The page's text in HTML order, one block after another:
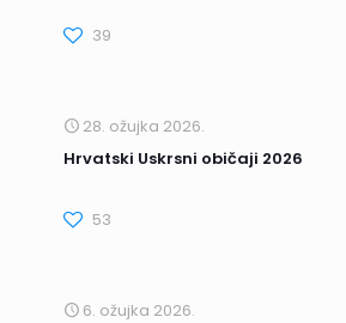
39
28. ožujka 2026.
Hrvatski Uskrsni običaji 2026
53
6. ožujka 2026.